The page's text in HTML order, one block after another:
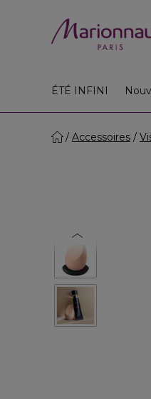
ÉTÉ INFINI
Accessoires